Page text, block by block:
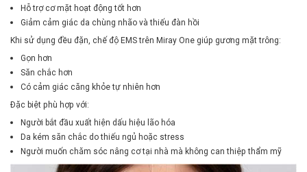
Hỗ trợ cơ mặt hoạt động tốt hơn
Giảm cảm giác da chùng nhão và thiếu đàn hồi
Khi sử dụng đều đặn, chế độ EMS trên Miray One giúp gương mặt trông:
Gọn hơn
Săn chắc hơn
Có cảm giác căng khỏe tự nhiên hơn
Đặc biệt phù hợp với:
Người bắt đầu xuất hiện dấu hiệu lão hóa
Da kém săn chắc do thiếu ngủ hoặc stress
Người muốn chăm sóc nâng cơ tại nhà mà không can thiệp thẩm mỹ